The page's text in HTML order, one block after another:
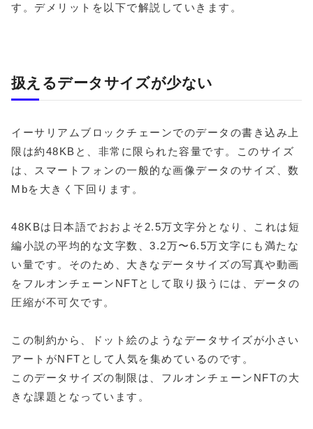
す。デメリットを以下で解説していきます。
扱えるデータサイズが少ない
イーサリアムブロックチェーンでのデータの書き込み上
限は約48KBと、非常に限られた容量です。このサイズ
は、スマートフォンの一般的な画像データのサイズ、数
Mbを大きく下回ります。
48KBは日本語でおおよそ2.5万文字分となり、これは短
編小説の平均的な文字数、3.2万〜6.5万文字にも満たな
い量です。そのため、大きなデータサイズの写真や動画
をフルオンチェーンNFTとして取り扱うには、データの
圧縮が不可欠です。
この制約から、ドット絵のようなデータサイズが小さい
アートがNFTとして人気を集めているのです。
このデータサイズの制限は、フルオンチェーンNFTの大
きな課題となっています。